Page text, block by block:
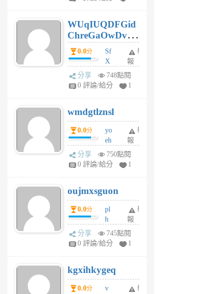
個
月
前
WUqIUQDFGid
ChreGaOwDv
dY0.0分
Sf
X
Pe
Jc
R
P
m
v
A
V
個
月
前
舉
報
分享
748點閱
0 評論/給分
1
wmdgtlznsl
0.0分
yo
eh
ld
gy
個
月
前
舉
報
分享
750點閱
0 評論/給分
1
oujmxsguon
0.0分
pl
h
wi
w
6
個
月
舉
報
分享
745點閱
0 評論/給分
1
kgxihkygeq
0.0分
v
舉